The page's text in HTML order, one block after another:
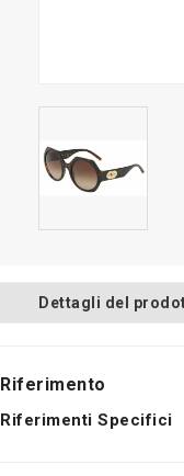
Dettagli del
Riferimento
Riferimenti Specifici